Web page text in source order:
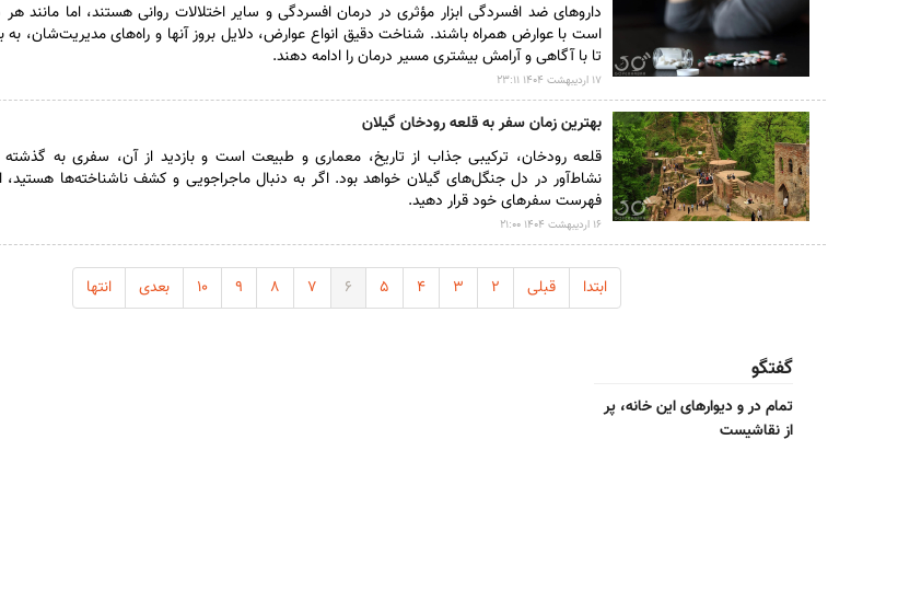
دارو‌های ضد افسردگی ابزار مؤثری در درمان افسردگی و سایر اختلالات روانی هستند، اما مانند
است با عوارض همراه باشند. شناخت دقیق انواع عوارض، دلایل بروز آنها و راه‌های مدیریت‌شان،
تا با آگاهی و آرامش بیشتری مسیر درمان را ادامه دهند.
۱۷ ارديبهشت ۱۴۰۴ ۲۳:۱۱
بهترین زمان سفر به قلعه رودخان گیلان
قلعه رودخان، ترکیبی جذاب از تاریخ، معماری و طبیعت است و بازدید از آن، سفری به
نشاط‌آور در دل جنگل‌های گیلان خواهد بود. اگر به دنبال ماجراجویی و کشف ناشناخته‌ها هستید،
فهرست سفر‌های خود قرار دهید.
۱۶ ارديبهشت ۱۴۰۴ ۲۱:۰۰
ابتدا قبلی ۲ ۳ ۴ ۵ ۶ ۷ ۸ ۹ ۱۰ بعدی انتها
گفتگو
تمام در و دیوارهای این خانه، پر
از نقاشیست